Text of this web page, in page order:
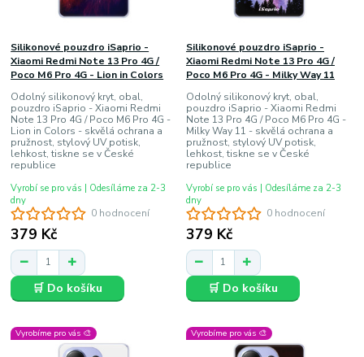
0 hodnocení
Silikonové pouzdro iSaprio -
Xiaomi Redmi Note 13 Pro 4G /
Poco M6 Pro 4G - Lion in Colors
Odolný silikonový kryt, obal,
pouzdro iSaprio - Xiaomi Redmi
Note 13 Pro 4G / Poco M6 Pro 4G -
Lion in Colors - skvělá ochrana a
pružnost, stylový UV potisk,
lehkost, tiskne se v České
republice
379 Kč
Vyrobí se pro vás | Odesíláme za 2-3
dny
🛒 Do košíku
0 hodnocení
Silikonové pouzdro iSaprio -
Xiaomi Redmi Note 13 Pro 4G /
Poco M6 Pro 4G - Milky Way 11
Odolný silikonový kryt, obal,
pouzdro iSaprio - Xiaomi Redmi
Note 13 Pro 4G / Poco M6 Pro 4G -
Milky Way 11 - skvělá ochrana a
pružnost, stylový UV potisk,
lehkost, tiskne se v České
republice
379 Kč
Vyrobí se pro vás | Odesíláme za 2-3
dny
🛒 Do košíku
Vyrobíme pro vás 🎨 Vyrobíme pro vás 🎨